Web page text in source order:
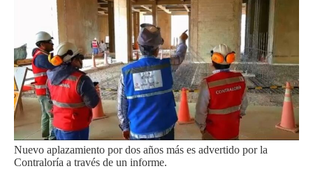
Nuevo aplazamiento por dos años más es advertido por la
Contraloría a través de un informe.